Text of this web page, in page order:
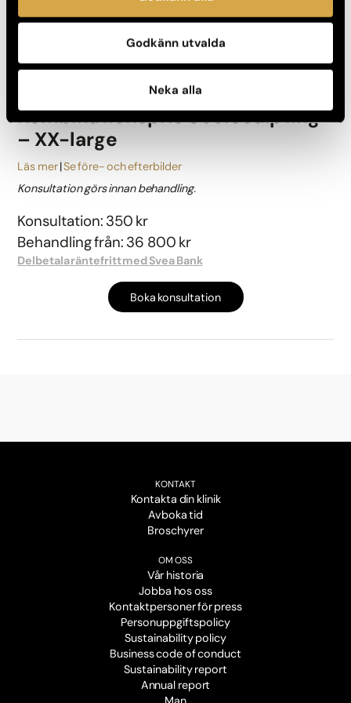
Godkänn utvalda
Neka alla
Boka konsultation
Kombinationspris CoolSculpting
– XX-large
Läs mer Se före- och efterbilder
Konsultation görs innan behandling.
Konsultation: 350 kr
Behandling från: 36 800 kr
Delbetala räntefritt med Svea Bank
Boka konsultation
KONTAKT
Kontakta din klinik
Avboka tid
Broschyrer
OM OSS
Vår historia
Jobba hos oss
Kontaktpersoner för press
Personuppgiftspolicy
Sustainability policy
Business code of conduct
Sustainability report
Annual report